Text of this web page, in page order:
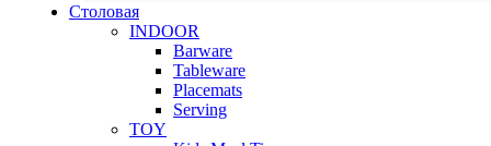
Столовая
INDOOR
Barware
Tableware
Placemats
Serving
TOY